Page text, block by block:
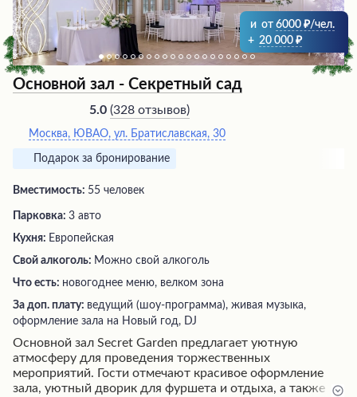
и от 6000
/чел.
+ 20 000
Основной зал - Секретный сад
5.0 (328 отзывов)
Москва, ЮВАО, ул. Братиславская, 30
Подарок за бронирование
Вместимость: 55 человек
Парковка: 3 авто
Кухня: Европейская
Свой алкоголь: Можно свой алкоголь
Что есть: новогоднее меню, велком зона
За доп. плату: ведущий (шоу-программа), живая музыка,
оформление зала на Новый год, DJ
Основной зал Secret Garden предлагает уютную
атмосферу для проведения торжественных
мероприятий. Гости отмечают красивое оформление
зала, уютный дворик для фуршета и отдыха, а также